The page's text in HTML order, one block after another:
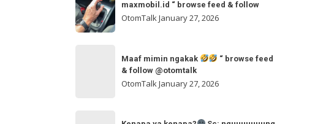
Sc:
arvanjayamotor
andalan
Sc:
maxmobil.id “ browse feed & follow
OtomTalkJanuary 27, 2026
Maaf mimin ngakak
“ browse feed
& follow @otomtalk
OtomTalk January 27, 2026